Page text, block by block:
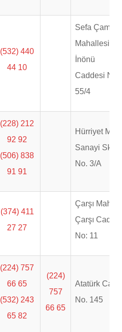
(532) 440
44 10
Sefa Çamlık
Mahallesi
İnönü
Caddesi No
55/4
(228) 212
92 92
(506) 838
91 91
Hürriyet Mah.
Sanayi Sk.
No. 3/A
(374) 411
27 27
Çarşı Mah.
Çarşı Cad.
No: 11
(224) 757
66 65
(532) 243
65 82
(224)
757
66 65
Atatürk Cad.
No. 145